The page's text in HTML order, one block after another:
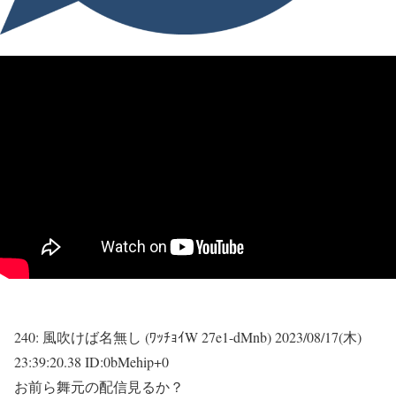
240: 風吹けば名無し (ﾜｯﾁｮｲW 27e1-dMnb)2023/08/17(木)
23:39:20.38 ID:0bMehip+0
お前ら舞元の配信見るか？